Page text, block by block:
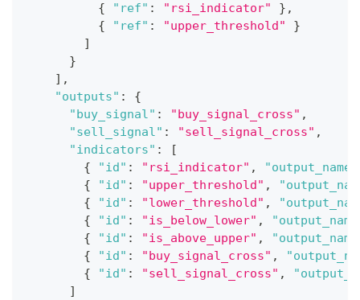
{
"ref" : "rsi_indicator" } ,
{
"ref" : "upper_threshold"
}
]
}
] ,
"outputs" :
{
"buy_signal" : "buy_signal_cross" ,
"sell_signal" : "sell_signal_cross" ,
"indicators" :
[
{
"id" : "rsi_indicator" , "output_name"
{
"id" : "upper_threshold" ,
{
"id" : "lower_threshold" ,
{
"id" : "is_below_lower" ,
{
"id" : "is_above_upper" ,
{
"id" : "buy_signal_cross" ,
{
"id" : "sell_signal_cross" ,
]